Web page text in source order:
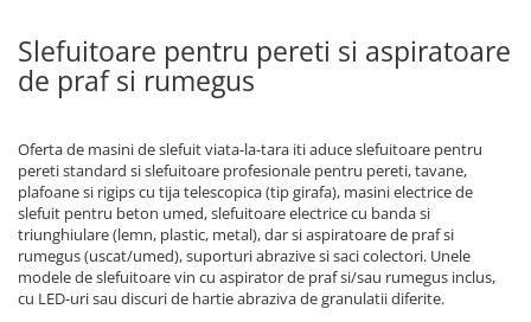
Motoburgie
Pompe de stropit atomizoare
Pompe de suprafata
Pompe submersibile
Piese si consumabile pentru
DRUJBE
Piese si consumabile pentru
MOTOCOSITORI
Despicatoare de busteni si
topoare
Disc taiat metal
Echipamente de protectie
Echipamente cu Acumulatori 18V
Detoolz
Electrozi
Fierastraie electrice
Cuptoare incorporabile
Cuptoare cu microunde
Friteuze
Climatizare si sisteme de incalzire
Aeroterme
Aer conditionat
Calorifere electrice
Convectoare
Pizza, paste si kebab
Portelan, tacamuri si articole
Tavi gastronorm/Accesorii
Slefuitoare pentru pereti si aspiratoare
de praf si rumegus
Oferta de masini de slefuit viata-la-tara iti aduce slefuitoare pentru
pereti standard si slefuitoare profesionale pentru pereti, tavane,
plafoane si rigips cu tija telescopica (tip girafa), masini electrice de
slefuit pentru beton umed, slefuitoare electrice cu banda si
triunghiulare (lemn, plastic, metal), dar si aspiratoare de praf si
rumegus (uscat/umed), suporturi abrazive si saci colectori. Unele
modele de slefuitoare vin cu aspirator de praf si/sau rumegus inclus,
cu LED-uri sau discuri de hartie abraziva de granulatii diferite.